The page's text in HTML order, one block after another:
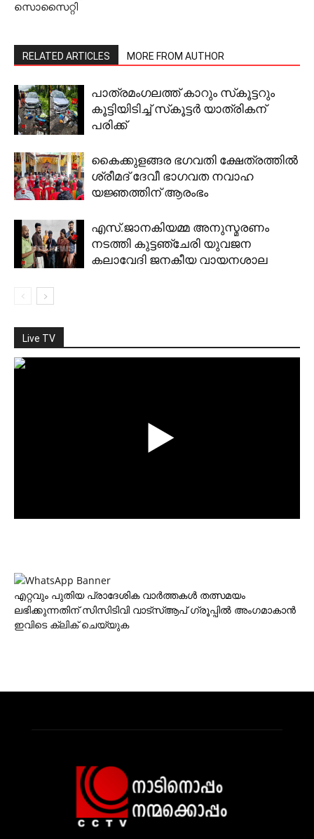
സൊസൈറ്റി
RELATED ARTICLES MORE FROM AUTHOR
പാത്രമംഗലത്ത് കാറും സ്‌കൂട്ടറും
കൂട്ടിയിടിച്ച് സ്‌കൂട്ടര്‍ യാത്രികന്
പരിക്ക്
കൈക്കുളങ്ങര ഭഗവതി ക്ഷേത്രത്തില്‍
ശ്രീമദ് ദേവീ ഭാഗവത നവാഹ
യജ്ഞത്തിന് ആരംഭം
എസ്.ജാനകിയമ്മ അനുസ്മരണം
നടത്തി കുട്ടഞ്ചേരി യുവജന
കലാവേദി ജനകീയ വായനശാല
Live TV
എറ്റവും പുതിയ പ്രാദേശിക വാര്‍ത്തകള്‍ തത്സമയം
ലഭിക്കുന്നതിന് സിസിടിവി വാട്‌സ്ആപ് ഗ്രൂപ്പില്‍ അംഗമാകാന്‍
ഇവിടെ ക്ലിക് ചെയ്യുക